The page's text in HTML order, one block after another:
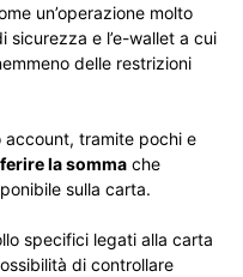
un’operazione molto
sicurezza e l’e-wallet a cui
delle restrizioni
account, tramite pochi e
la somma che
sulla carta.
specifici legati alla carta
di controllare